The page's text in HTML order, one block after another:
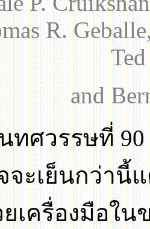
R.
and
ทศวรรษที่90
จะเย็นกว่านี้
ยเครื่องมือใ